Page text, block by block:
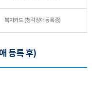
복지카드 (청각장애등록증)
등록 후)
-